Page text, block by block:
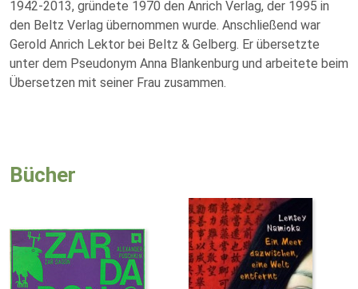
1942-2013, gründete 1970 den Anrich Verlag, der 1995 in
den Beltz Verlag übernommen wurde. Anschließend war
Gerold Anrich Lektor bei Beltz & Gelberg. Er übersetzte
unter dem Pseudonym Anna Blankenburg und arbeitete beim
Übersetzen mit seiner Frau zusammen.
Bücher